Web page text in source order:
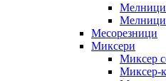
Мелници
Мелници
Месорезници
Миксери
Миксер
Миксер-